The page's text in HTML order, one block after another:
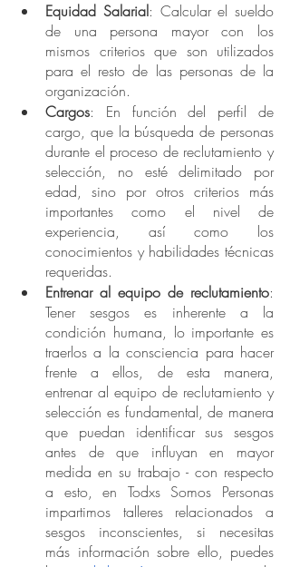
Equidad Salarial: Calcular el sueldo
de una persona mayor con los
mismos criterios que son utilizados
para el resto de las personas de la
organización.
Cargos: En función del perfil de
cargo, que la búsqueda de personas
durante el proceso de reclutamiento y
selección, no esté delimitado por
edad, sino por otros criterios más
importantes como el nivel de
experiencia, así como los
conocimientos y habilidades técnicas
requeridas.
Entrenar al equipo de reclutamiento:
Tener sesgos es inherente a la
condición humana, lo importante es
traerlos a la consciencia para hacer
frente a ellos, de esta manera,
entrenar al equipo de reclutamiento y
selección es fundamental, de manera
que puedan identificar sus sesgos
antes de que influyan en mayor
medida en su trabajo - con respecto
a esto, en Todxs Somos Personas
impartimos talleres relacionados a
sesgos inconscientes, si necesitas
más información sobre ello, puedes